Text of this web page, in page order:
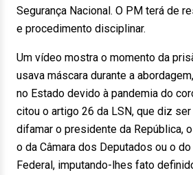
Segurança Nacional. O PM terá de
e procedimento disciplinar.
Um vídeo mostra o momento da
usava máscara durante a
no Estado devido à pandemia do
citou o artigo 26 da LSN, que diz ser
difamar o presidente da República,
o da Câmara dos Deputados ou o
Federal, imputando-lhes fato